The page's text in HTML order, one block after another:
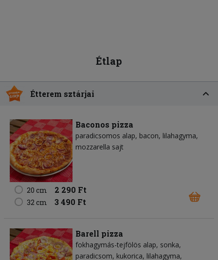
Étlap
Étterem sztárjai
Baconos pizza
paradicsomos alap bacon lilahagyma
mozzarella sajt
20 cm 2 290 Ft
32 cm 3 490 Ft
Barell pizza
fokhagymás-tejfölös alap sonka
paradicsom kukorica lilahagyma